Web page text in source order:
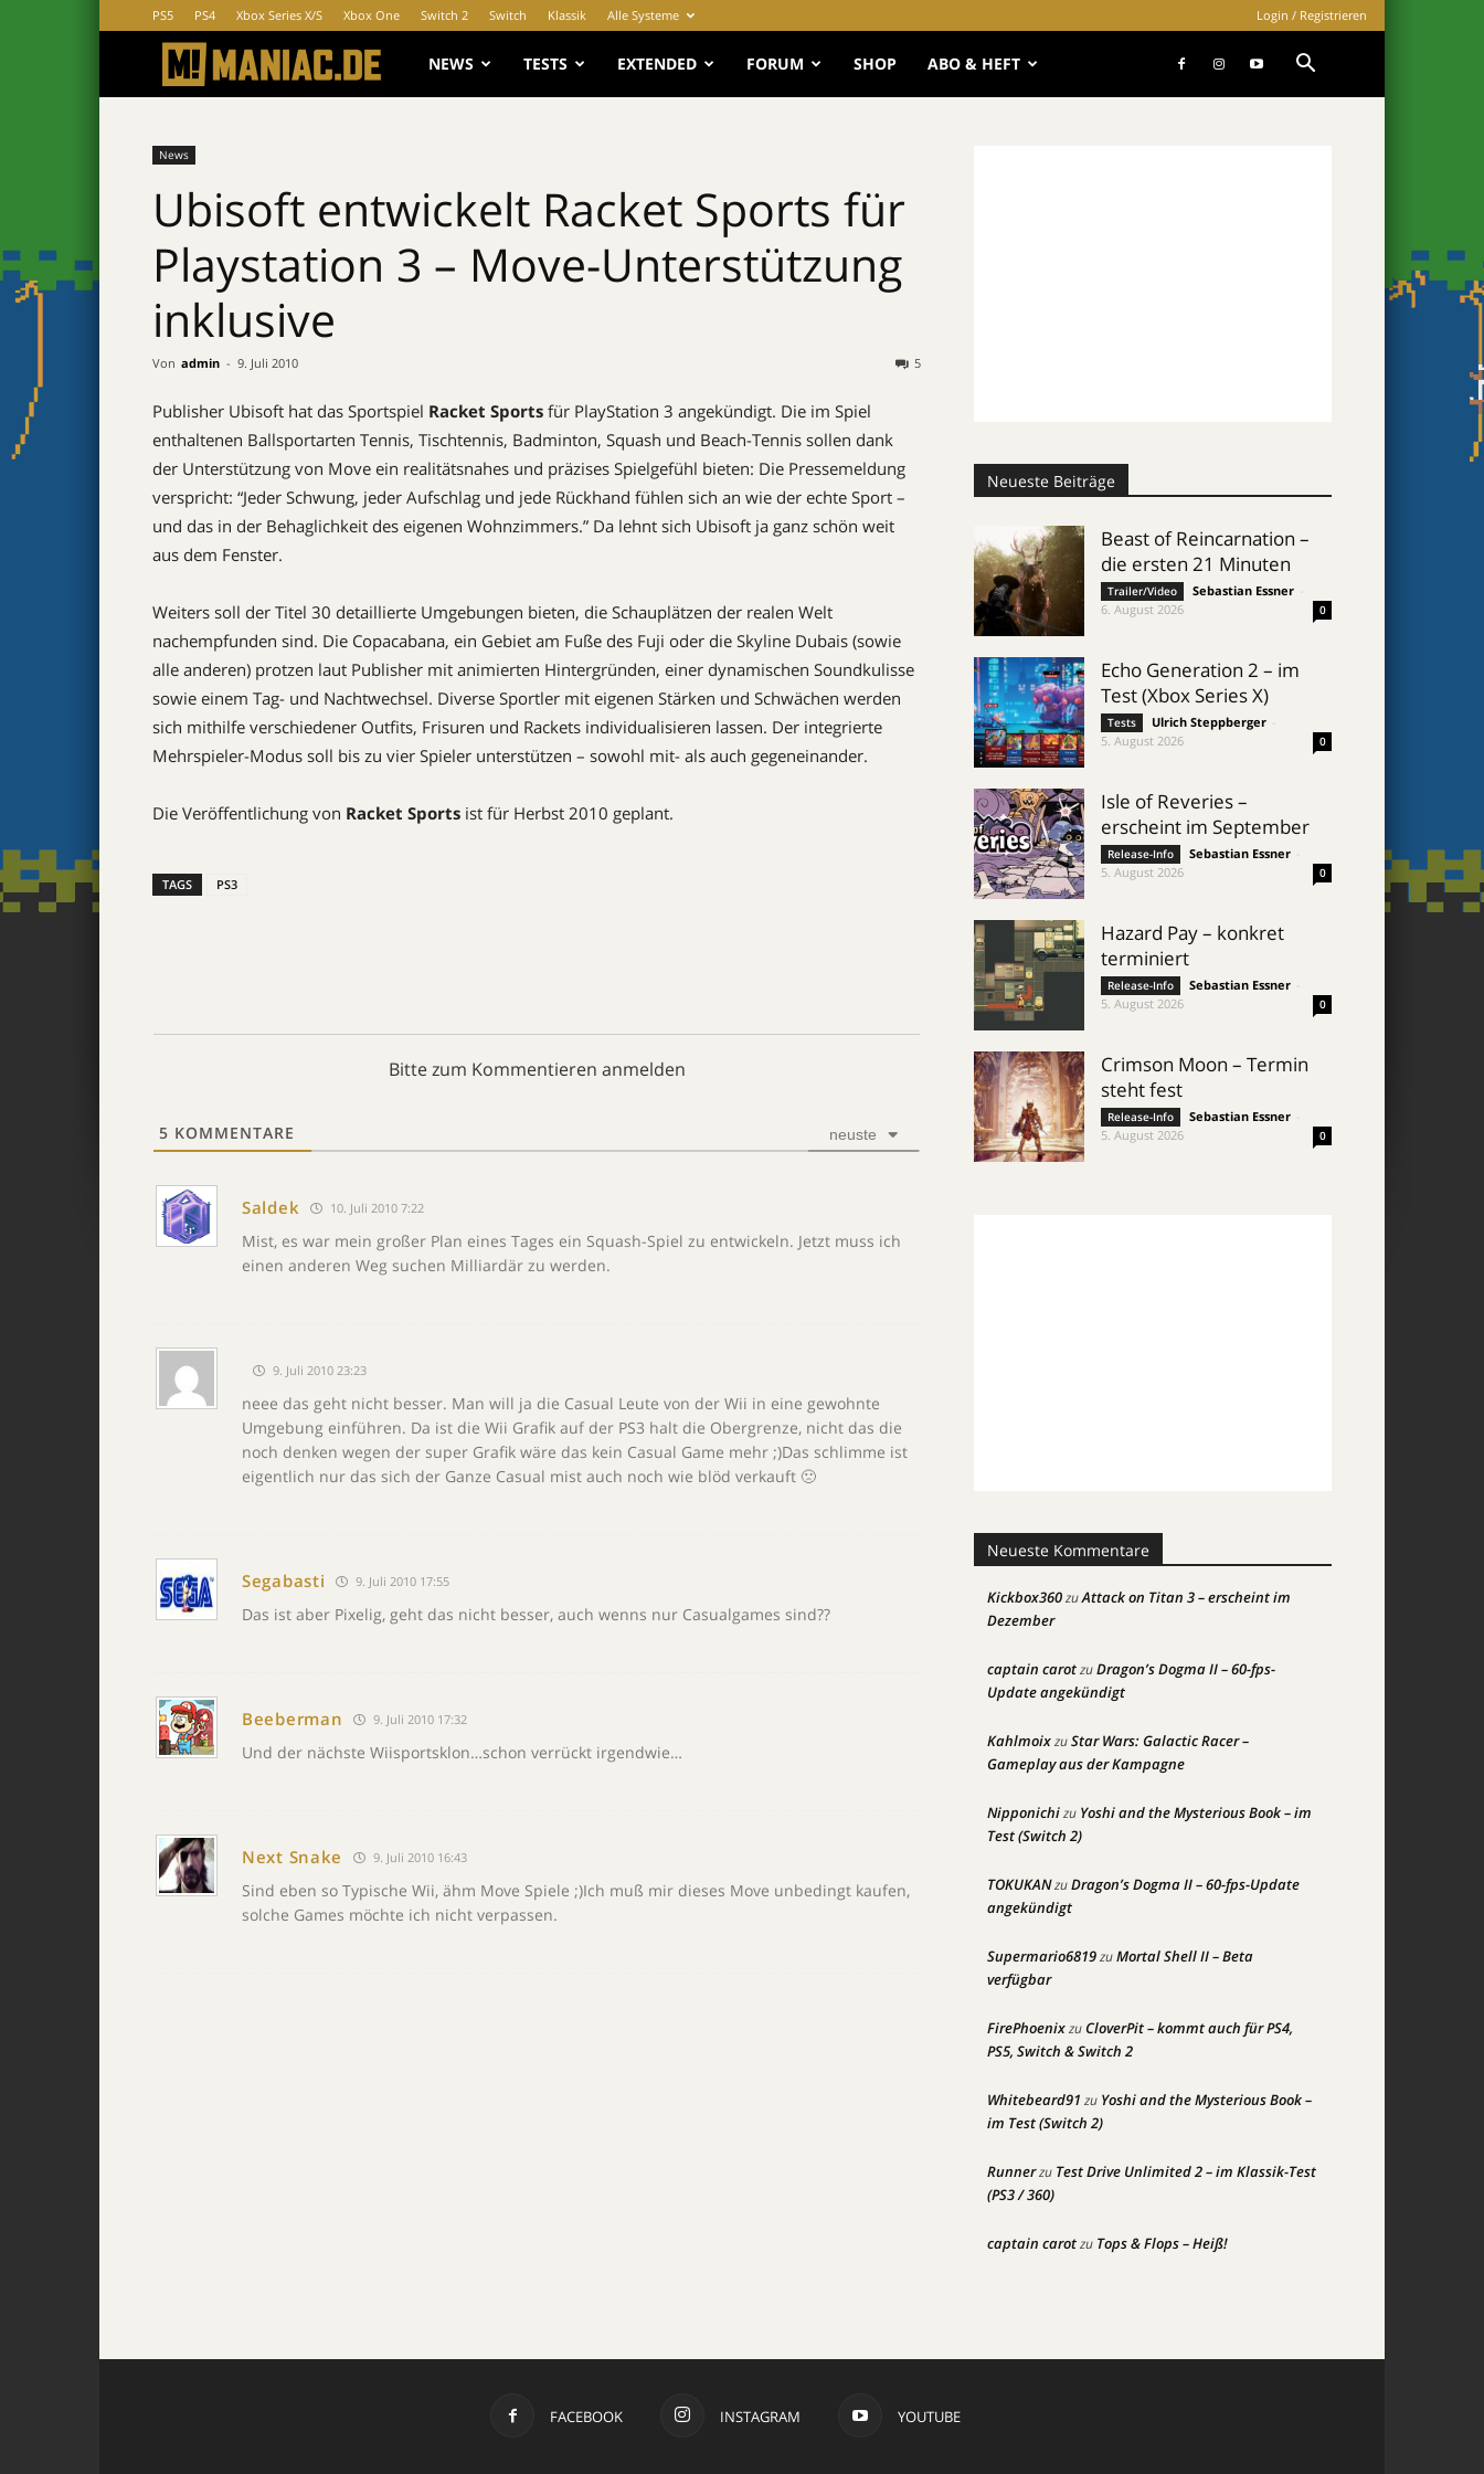
PS5 PS4 Xbox Series X/S Xbox One Switch 2 Switch Klassik Alle Systeme Login / Registrieren
MANIAC.de
NEWS TESTS EXTENDED FORUM SHOP ABO & HEFT
News
Ubisoft entwickelt Racket Sports für
Playstation 3 – Move-Unterstützung
inklusive
Von admin - 9. Juli 2010 5
Publisher Ubisoft hat das Sportspiel Racket Sports für PlayStation 3 angekündigt. Die im Spiel
enthaltenen Ballsportarten Tennis, Tischtennis, Badminton, Squash und Beach-Tennis sollen dank
der Unterstützung von Move ein realitätsnahes und präzises Spielgefühl bieten: Die Pressemeldung
verspricht: “Jeder Schwung, jeder Aufschlag und jede Rückhand fühlen sich an wie der echte Sport –
und das in der Behaglichkeit des eigenen Wohnzimmers.” Da lehnt sich Ubisoft ja ganz schön weit
aus dem Fenster.
Weiters soll der Titel 30 detaillierte Umgebungen bieten, die Schauplätzen der realen Welt
nachempfunden sind. Die Copacabana, ein Gebiet am Fuße des Fuji oder die Skyline Dubais (sowie
alle anderen) protzen laut Publisher mit animierten Hintergründen, einer dynamischen Soundkulisse
sowie einem Tag- und Nachtwechsel. Diverse Sportler mit eigenen Stärken und Schwächen werden
sich mithilfe verschiedener Outfits, Frisuren und Rackets individualisieren lassen. Der integrierte
Mehrspieler-Modus soll bis zu vier Spieler unterstützen – sowohl mit- als auch gegeneinander.
Die Veröffentlichung von Racket Sports ist für Herbst 2010 geplant.
TAGS PS3
Bitte zum Kommentieren anmelden
5 KOMMENTARE neuste
Saldek 10. Juli 2010 7:22
Mist, es war mein großer Plan eines Tages ein Squash-Spiel zu entwickeln. Jetzt muss ich
einen anderen Weg suchen Milliardär zu werden.
9. Juli 2010 23:23
neee das geht nicht besser. Man will ja die Casual Leute von der Wii in eine gewohnte
Umgebung einführen. Da ist die Wii Grafik auf der PS3 halt die Obergrenze, nicht das die
noch denken wegen der super Grafik wäre das kein Casual Game mehr ;)Das schlimme ist
eigentlich nur das sich der Ganze Casual mist auch noch wie blöd verkauft 🙁
Segabasti 9. Juli 2010 17:55
Das ist aber Pixelig, geht das nicht besser, auch wenns nur Casualgames sind??
Beeberman 9. Juli 2010 17:32
Und der nächste Wiisportsklon…schon verrückt irgendwie…
Next Snake 9. Juli 2010 16:43
Sind eben so Typische Wii, ähm Move Spiele ;)Ich muß mir dieses Move unbedingt kaufen,
solche Games möchte ich nicht verpassen.
Neueste Beiträge
Beast of Reincarnation –
die ersten 21 Minuten
Trailer/Video Sebastian Essner
6. August 2026
0
Echo Generation 2 – im
Test (Xbox Series X)
Tests Ulrich Steppberger
5. August 2026
0
Isle of Reveries –
erscheint im September
Release-Info Sebastian Essner
5. August 2026
0
Hazard Pay – konkret
terminiert
Release-Info Sebastian Essner
5. August 2026
0
Crimson Moon – Termin
steht fest
Release-Info Sebastian Essner
5. August 2026
0
Neueste Kommentare
Kickbox360zuAttack on Titan 3 – erscheint im
Dezember
captain carotzuDragon’s Dogma II – 60-fps-
Update angekündigt
KahlmoixzuStar Wars: Galactic Racer –
Gameplay aus der Kampagne
Nipponichizu Yoshi and the Mysterious Book – im
Test (Switch 2)
TOKUKANzuDragon’s Dogma II – 60-fps-Update
angekündigt
Supermario6819zuMortal Shell II – Beta
verfügbar
FirePhoenixzuCloverPit – kommt auch für PS4,
PS5, Switch & Switch 2
Whitebeard91 zu Yoshi and the Mysterious Book –
im Test (Switch 2)
Runnerzu Test Drive Unlimited 2 – im Klassik-Test
(PS3 / 360)
captain carotzu Tops & Flops – Heiß!
FACEBOOK INSTAGRAM YOUTUBE